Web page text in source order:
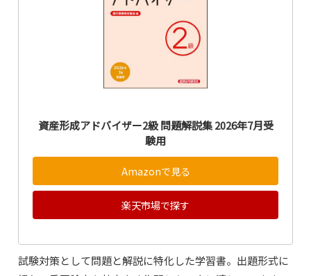
資産形成アドバイザー2級 問題解説集 2026年7月受
験用
Amazonで見る
楽天市場で探す
試験対策として問題と解説に特化した学習書。出題形式に